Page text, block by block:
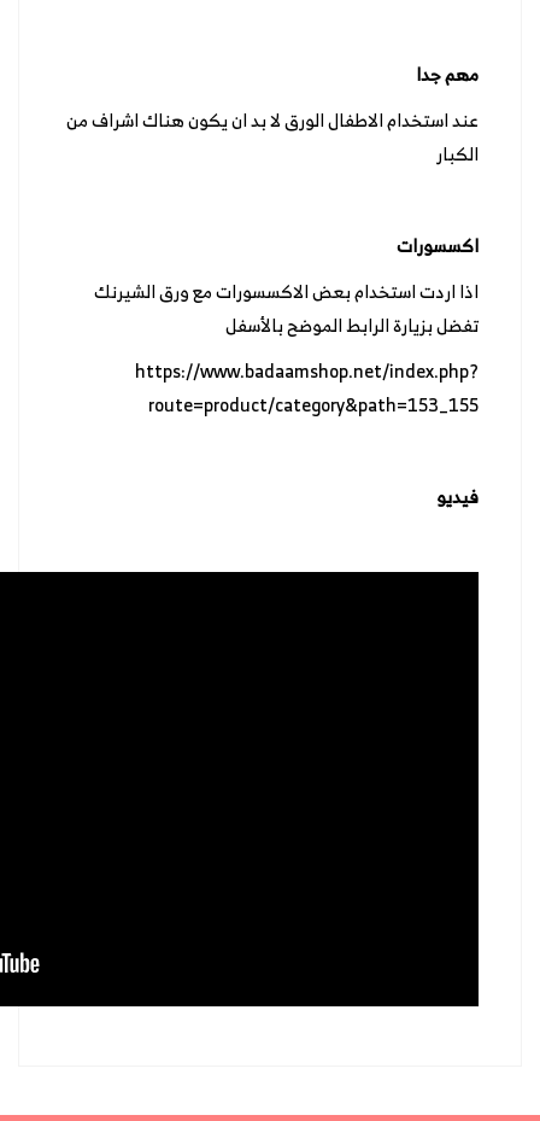
مهم جدا
عند استخدام الاطفال الورق لا بد ان يكون هناك اشراف من
الكبار
اكسسورات
اذا اردت استخدام بعض الاكسسورات مع ورق الشيرنك
تفضل بزيارة الرابط الموضح بالأسفل
https://www.badaamshop.net/index.php?
route=product/category&path=153_155
فيديو